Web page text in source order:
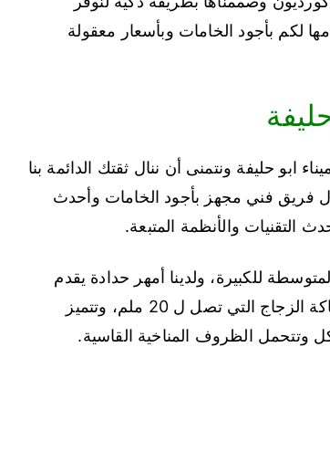
لكم بأجود الخامات وبأسعار معقولة
ابو حليفة ونتمنى أن ننال ثقتك الدائمة بنا
فريق فني مجهز بأجود الخامات وأحدث
التقنيات والأنظمة المتبعة.
للكبيرة، ولدينا أمهر حدادة يقدم
خدماته في تركيب الأبواب والشبابيك السحابة الأفقية ذات سماكة الزجاج التي تصل ل 20 ملم، وتتميز
وتتحمل الظروف المناخية القاسية.